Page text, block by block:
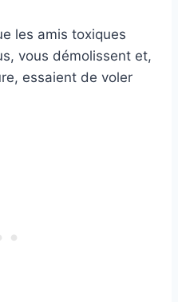
les amis toxiques
vous démolissent et,
essaient de voler